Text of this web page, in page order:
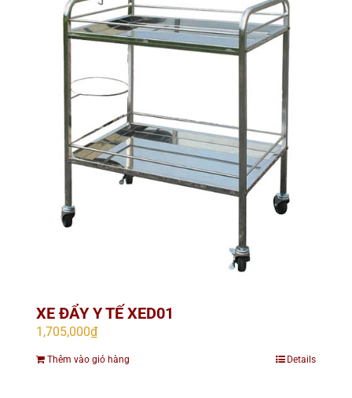
XE ĐẨY Y TẾ XED01
1,705,000₫
Thêm vào giỏ hàng Details